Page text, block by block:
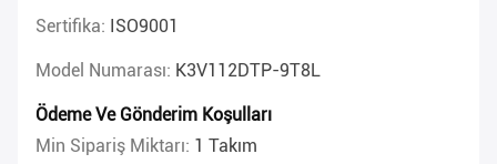
Sertifika: ISO9001
Model Numarası: K3V112DTP-9T8L
Ödeme Ve Gönderim Koşulları
Min Sipariş Miktarı: 1 Takım